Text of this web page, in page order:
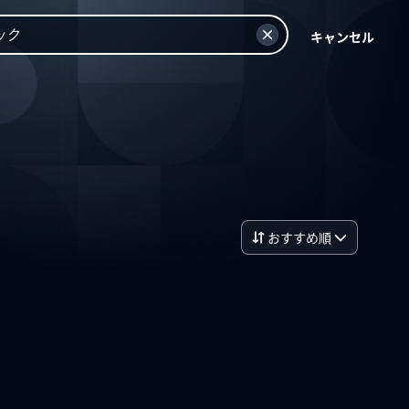
キャンセル
おすすめ順